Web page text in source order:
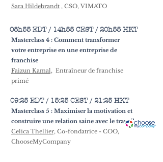
08h55 EDT / 14h55 CEST / 20h55 HKT
09:25 EDT / 15:25 CEST / 21:25 HKT
Sara Hildebrandt , CSO, VIMATO
Masterclass 4 : Comment transformer
votre entreprise en une entreprise de
franchise
Faizun Kamal, Entraîneur de franchise
primé
Masterclass 5 : Maximiser la motivation et
construire une relation saine avec le travail
Celica Thellier, Co-fondatrice - COO,
ChooseMyCompany